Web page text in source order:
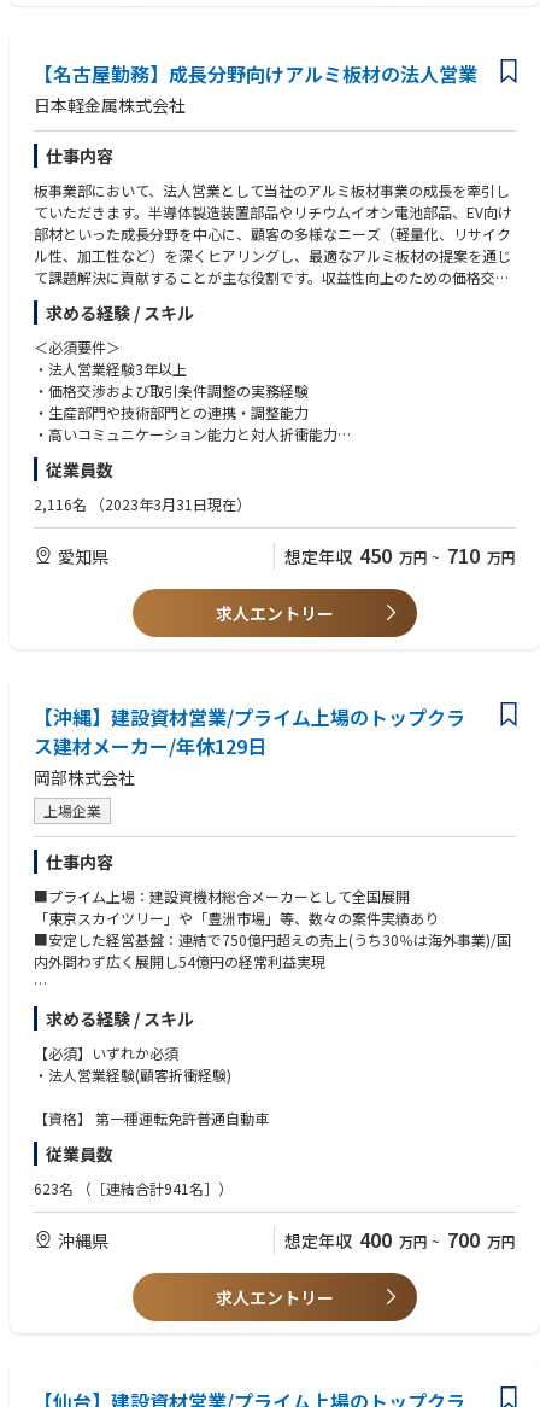
本社勤務の営業は北海道から関東近辺のお客様を中心に担当しており、エ
リアで担当顧客を分けています。
1週間単位でのイメージとすると、月曜と金曜は社内にて打合せや事務処
理を行い、火~木曜に顧客訪問を計画しているメンバーが多いです。
日帰りもあれば1泊／連泊もございます。
転勤に関しては、本営業ポジションについては「有り」という認識をお持
ちいただきたく思います。
将来的に管理職になる前の段階、もしくは管理職になってから大阪もしく
は福岡に数年間転勤になる可能性がございます。
これは「他拠点への転勤を経て、当社営業マンとしての経験値を広く深く
積んでほしい」という思いがある為です。
■充実した教育体制
営業担当者が成果を出しやりがいを持って成長できる組織作りをしていく
ために、スキルマップや営業マニュアルの作成など営業の型づくりを通し
て組織全体で営業スキルの向上を図っております。
ご入社いただいた後、技術理解や営業プロセスの習得を進める中で先輩社
員からサポートを受けながら、早期に一人前になれるような教育体制が整
っているため、未経験の業界からでも挑戦可能です。
（製造業経験者以外の過去中途入社者の経験業界：不動産、金融、通信）
※現場に出る前に、座学や研究開発の現場の見学など、理解を深めるため
の研修をしっかりと行います。
ーーーーーーーーーーーーーーーーーーーーーーーーーーーーーーーーー
地球環境保全や再生可能エネルギーの普及に向けた取り組みを続けてきま
した。
それはこれからも変わらず、資源の循環を通して持続可能な社会の実現を
目指して活動していきます。
【名古屋勤務】成長分野向けアルミ板材の法人営業
日本軽金属株式会社
仕事内容
板事業部において、法人営業として当社のアルミ板材事業の成長を牽引し
ていただきます。半導体製造装置部品やリチウムイオン電池部品、EV向け
部材といった成長分野を中心に、顧客の多様なニーズ（軽量化、リサイク
ル性、加工性など）を深くヒアリングし、最適なアルミ板材の提案を通じ
て課題解決に貢献することが主な役割です。収益性向上のための価格交渉
や取引条件の見直しも担当し、新規市場・新製品開拓にも積極的に参画い
ただきます。社内においては、生産部門との納期調整や技術部門と連携し
た品質確認、開発案件の推進など、多岐にわたる調整業務を通じて、事業
全体の円滑な推進を担っていただきます。将来的には、製品知識と市場分
析力を深め、事業戦略や新規事業の立案・推進といった、より広範な役割
で事業成長に貢献いただくことを期待しています。
・顧客ニーズを深くヒアリングし最適な製品・ソリューションを提案
・コスト変動に対応した価格設定や取引条件の見直し交渉
・EV向け軽量化部材など成長分野における新製品開拓
・生産・技術部門と連携し納期調整や開発案件を推進
求める経験 / スキル
＜必須要件＞
・法人営業経験3年以上
・価格交渉および取引条件調整の実務経験
・生産部門や技術部門との連携・調整能力
・高いコミュニケーション能力と対人折衝能力
＜歓迎要件＞
・半導体・EV・建材など特定産業での営業経験
・新規顧客開拓の実績または強い意欲
・金属材料または加工に関する基礎知識
・ビジネスレベルの英語コミュニケーション能力
・市場動向分析や事業戦略策定への関心
す。顧客の潜在的なニーズを深く掘り下げ、技術的な知見も活かしながら
最適なソリューションを提案できる、課題解決能力の高い方を求めていま
す。また、社内外の多様なステークホルダーと積極的に連携し、円滑なコ
ミュニケーションを通じてプロジェクトを推進できる調整力も重要です。
常に変化する市場環境や技術トレンドに対し、自ら新しい知識やスキルを
積極的に吸収し、柔軟に対応していける向上心とチャレンジ精神を持った
方を歓迎します。長期的な視点で顧客との信頼関係を構築し、事業の発展
に貢献したいという熱意のある方をお待ちしています。
従業員数
2,116名 （2023年3月31日現在）
愛知県 想定年収 450 万円 ~ 710 万円
求人エントリー
【沖縄】建設資材営業/プライム上場のトップクラ
ス建材メーカー/年休129日
岡部株式会社
上場企業
仕事内容
■プライム上場：建設資機材総合メーカーとして全国展開
「東京スカイツリー」や「豊洲市場」等、数々の案件実績あり
■安定した経営基盤：連結で750億円超えの売上(うち30％は海外事業)/国
内外問わず広く展開し54億円の経常利益実現
プライム上場の安定基盤を持つ当社にて建設資材の営業をお任せします。
ゼネコンなどの建設現場に出向き、現場監督や仕入れ担当者に当社の建設
資材や工法の提案営業を行っていただきます。
建設会社や設計事務所などのお客さまに対して、当社の製品を提案営業。
製品研修などを通して、製品の特徴などをしっかりと学んだ上で、ゼネコ
ンや建設現場などお客さまのもとを訪問します。
お客さまのもとを定期的に訪問するルート営業、新たなお客さまの可能性
と向き合う新規開拓営業、どちらも担当していきますが、当社製品への信
多いのが特徴です。
お客さまのニーズ、課題を丁寧に聞き取り、適切な製品やプラスアルファ
■コンクリート型枠締付ボルトなどの仮設・型枠製品
求める経験 / スキル
【必須】いずれか必須
・法人営業経験(顧客折衝経験)
【資格】 第一種運転免許普通自動車
従業員数
623名 （［連結合計941名］）
沖縄県 想定年収 400 万円 ~ 700 万円
求人エントリー